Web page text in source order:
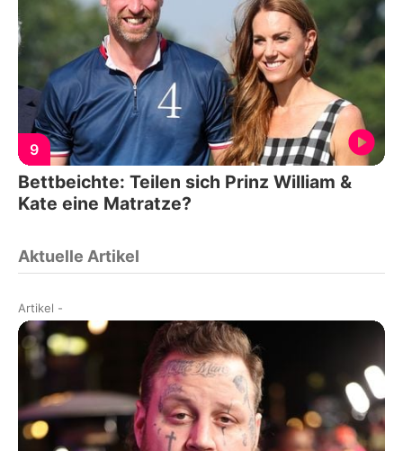
9
Bettbeichte: Teilen sich Prinz William &
Kate eine Matratze?
Aktuelle Artikel
Artikel -